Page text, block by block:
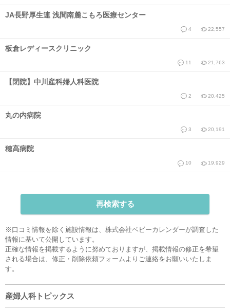
JA長野厚生連 浅間南麓こもろ医療センター
4 22,557
板倉レディースクリニック
11 21,763
【閉院】中川産科婦人科医院
2 20,425
丸の内病院
3 20,191
穂高病院
10 19,929
再検索する
※口コミ情報を除く施設情報は、株式会社ベビーカレンダーが調査した
情報に基いて公開しています。
正確な情報を掲載するように努めておりますが、掲載情報の修正を希望
される場合は、 修正・削除依頼フォームよりご連絡をお願いいたしま
す。
産婦人科トピックス